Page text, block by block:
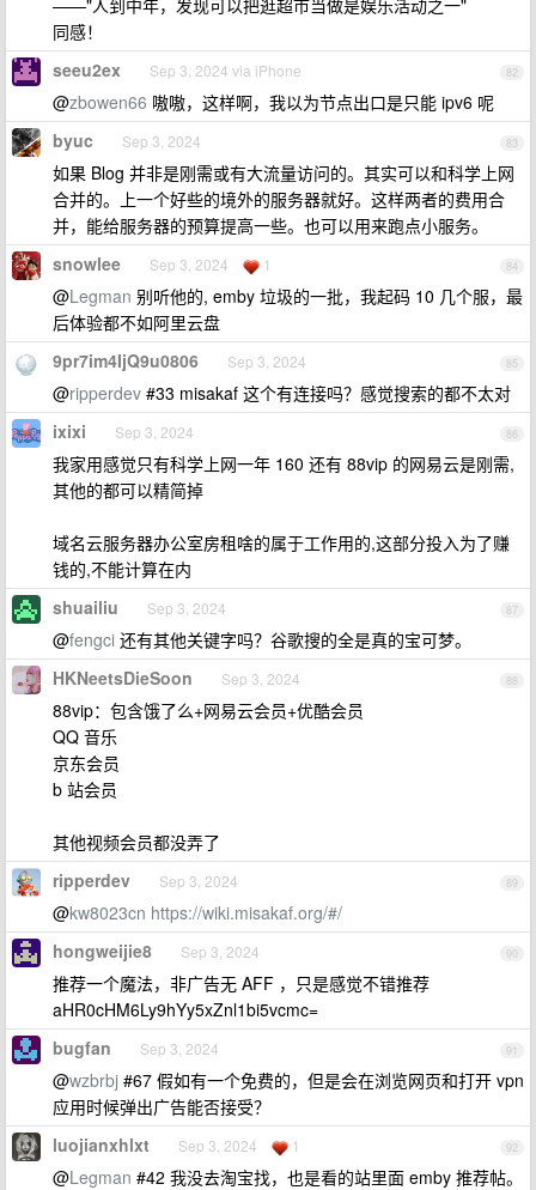
——"人到中年，发现可以把逛超市当做是娱乐活动之一"
同感！
82
seeu2ex Sep 3, 2024 via iPhone
@zbowen66 嗷嗷，这样啊，我以为节点出口是只能 ipv6 呢
83
byuc Sep 3, 2024
如果 Blog 并非是刚需或有大流量访问的。其实可以和科学上网
合并的。上一个好些的境外的服务器就好。这样两者的费用合
并，能给服务器的预算提高一些。也可以用来跑点小服务。
84
snowlee Sep 3, 2024 1
@Legman 别听他的, emby 垃圾的一批，我起码 10 几个服，最
后体验都不如阿里云盘
85
9pr7im4IjQ9u0806 Sep 3, 2024
@ripperdev #33 misakaf 这个有连接吗？感觉搜索的都不太对
86
ixixi Sep 3, 2024
我家用感觉只有科学上网一年 160 还有 88vip 的网易云是刚需,
其他的都可以精简掉
域名云服务器办公室房租啥的属于工作用的,这部分投入为了赚
钱的,不能计算在内
87
shuailiu Sep 3, 2024
@fengci 还有其他关键字吗？谷歌搜的全是真的宝可梦。
88
HKNeetsDieSoon Sep 3, 2024
88vip：包含饿了么+网易云会员+优酷会员
QQ 音乐
京东会员
b 站会员
其他视频会员都没弄了
89
ripperdev Sep 3, 2024
@kw8023cn https://wiki.misakaf.org/#/
90
hongweijie8 Sep 3, 2024
推荐一个魔法，非广告无 AFF ，只是感觉不错推荐
aHR0cHM6Ly9hYy5xZnl1bi5vcmc=
91
bugfan Sep 3, 2024
@wzbrbj #67 假如有一个免费的，但是会在浏览网页和打开 vpn
应用时候弹出广告能否接受？
92
luojianxhlxt Sep 3, 2024 1
@Legman #42 我没去淘宝找，也是看的站里面 emby 推荐帖。